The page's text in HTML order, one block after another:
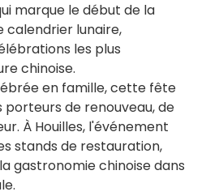
marque le début de la
calendrier lunaire,
les plus
chinoise.
en famille, cette fête
de renouveau, de
À Houilles, l'événement
stands de restauration,
gastronomie chinoise dans